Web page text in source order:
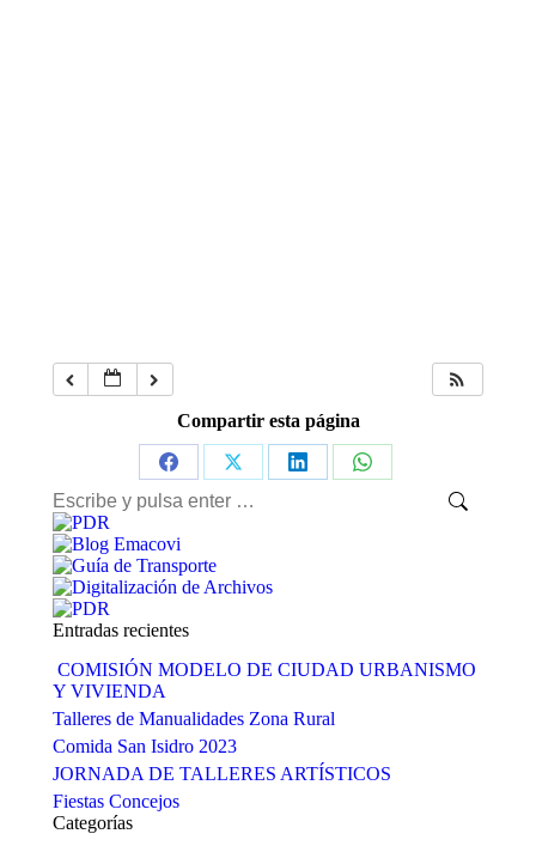
Compartir esta página
Share
on
Facebook
Share
on
Share
Share
Buscar:
Entradas recientes
COMISIÓN MODELO DE CIUDAD URBANISMO
Y VIVIENDA
Talleres de Manualidades Zona Rural
Comida San Isidro 2023
JORNADA DE TALLERES ARTÍSTICOS
Fiestas Concejos
Categorías